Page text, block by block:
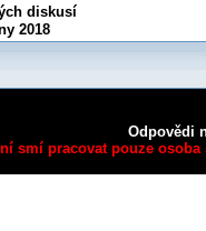
diskusí
2018
Odpovědi
smí pracovat pouze